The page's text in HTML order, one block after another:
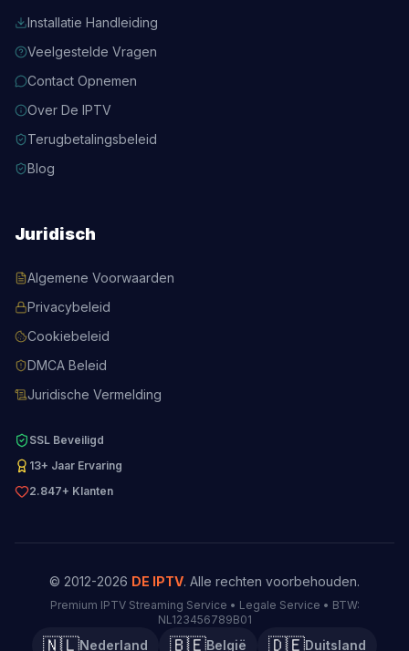
Installatie Handleiding
Veelgestelde Vragen
Contact Opnemen
Over De IPTV
Terugbetalingsbeleid
Blog
Juridisch
Algemene Voorwaarden
Privacybeleid
Cookiebeleid
DMCA Beleid
Juridische Vermelding
SSL Beveiligd
13+ Jaar Ervaring
2.847+ Klanten
© 2012-2026 DE IPTV. Alle rechten voorbehouden.
Premium IPTV Streaming Service • Legale Service • BTW:
NL123456789B01
🇳🇱Nederland 🇧🇪België 🇩🇪Duitsland